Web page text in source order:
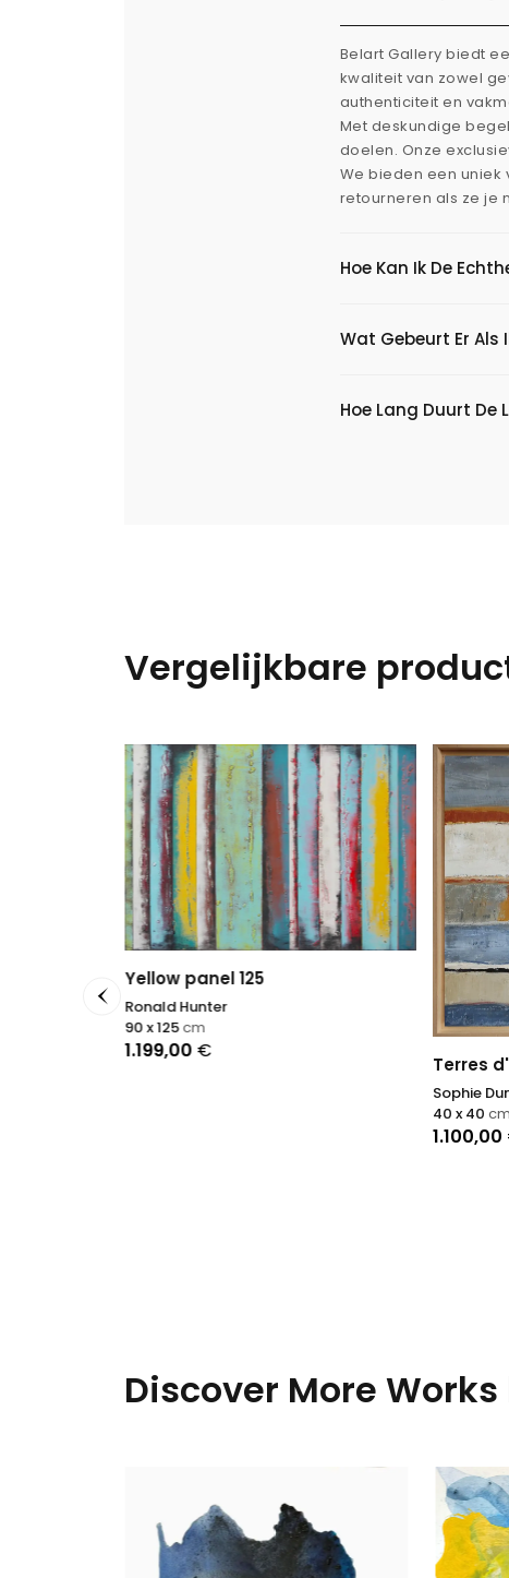
Belart Gallery biedt
kwaliteit van zowel
authenticiteit en
Met deskundige
doelen. Onze
We bieden een
retourneren als ze je
Hoe Kan Ik De
Wat Gebeurt Er Als
Hoe Lang Duurt De
Vergelijkbare
Yellow panel 125
Ronald Hunter
1.199,00 €
90 x 125cm
Terres
Sophie
1.100,00
40 x 40 cm
Discover More